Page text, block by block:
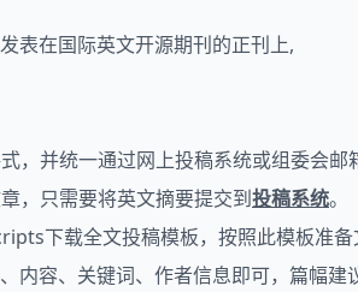
表在国际英文开源期刊的正刊上,
，并统一通过网上投稿系统或组委会
，只需要将英文摘要提交到投稿系统。
下载全文投稿模板，按照此模板准
内容、关键词、作者信息即可，篇幅建